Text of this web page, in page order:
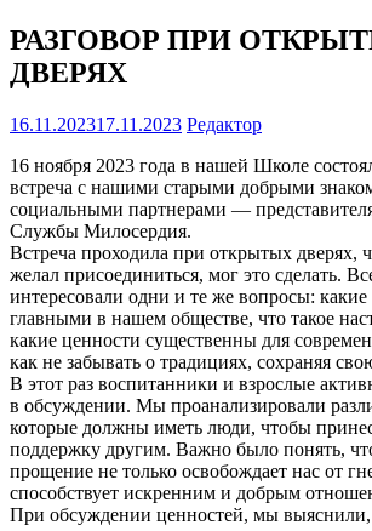
РАЗГОВОР ПРИ
ДВЕРЯХ
16.11.202317.11.2023 Редактор
16 ноября 2023 года в нашей Школе
встреча с нашими старыми добрыми
социальными партнерами —
Службы Милосердия.
Встреча проходила при открытых дверях,
желал присоединиться, мог это сделать.
интересовали одни и те же вопросы: какие
главными в нашем обществе, что такое
какие ценности существенны для
как не забывать о традициях, сохраняя
В этот раз воспитанники и взрослые
в обсуждении. Мы проанализировали
которые должны иметь люди, чтобы
поддержку другим. Важно было понять,
прощение не только освобождает нас от
способствует искренним и добрым
При обсуждении ценностей, мы выяснили,